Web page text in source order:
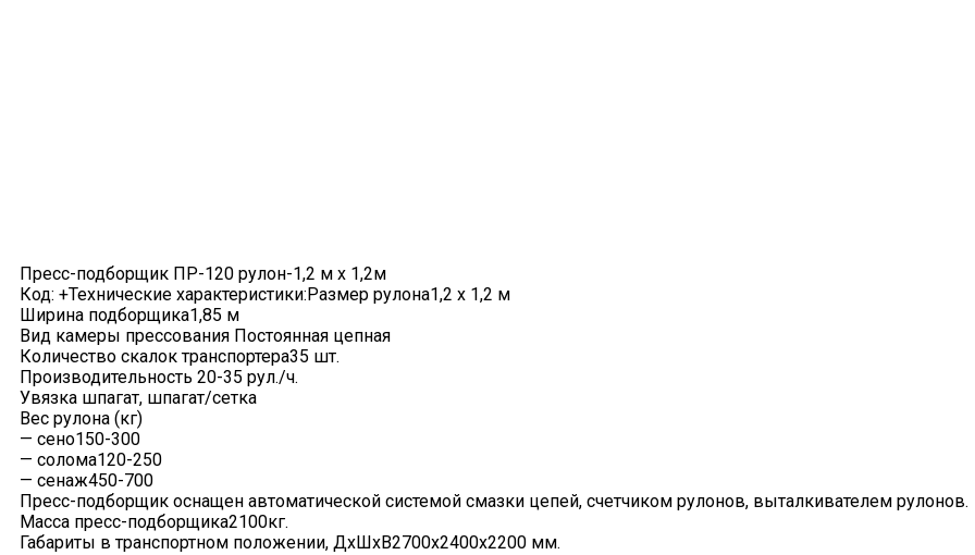
Пресс-подборщик ПР-120 рулон-1,2 м х 1,2м
Код: +Технические характеристики:Размер рулона1,2 х 1,2 м
Ширина подборщика1,85 м
Вид камеры прессования Постоянная цепная
Количество скалок транспортера35 шт.
Производительность 20-35 рул./ч.
Увязка шпагат, шпагат/сетка
Вес рулона (кг)
— сено150-300
— солома120-250
— сенаж450-700
Пресс-подборщик оснащен автоматической системой смазки цепей, счетчиком рулонов, выталкивателем рулонов.
Масса пресс-подборщика2100кг.
Габариты в транспортном положении, ДхШхВ2700х2400х2200 мм.